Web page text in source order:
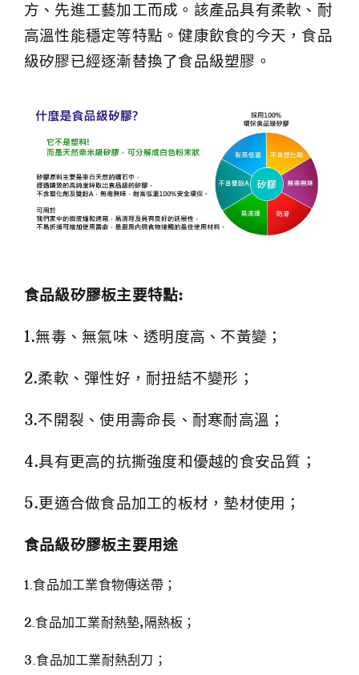
方、先進工藝加工而成。該產品具有柔軟、耐
高溫性能穩定等特點。健康飲食的今天，食品
級矽膠已經逐漸替換了食品級塑膠。
食品級矽膠板主要特點:
1.無毒、無氣味、透明度高、不黃變；
2.柔軟、彈性好，耐扭結不變形；
3.不開裂、使用壽命長、耐寒耐高溫；
4.具有更高的抗撕強度和優越的食安品質；
5.更適合做食品加工的板材，墊材使用；
食品級矽膠板主要用途
1.食品加工業食物傳送帶；
2.食品加工業耐熱墊,隔熱板；
3.食品加工業耐熱刮刀；